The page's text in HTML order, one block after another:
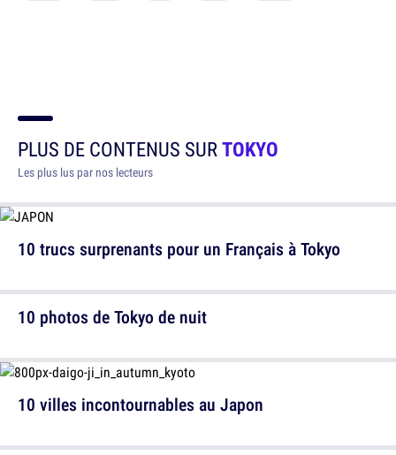
PLUS DE CONTENUS SURTOKYO
Les plus lus par nos lecteurs
10 trucs surprenants pour un Français à Tokyo
10 villes incontournables au Japon
10 photos de Tokyo de nuit